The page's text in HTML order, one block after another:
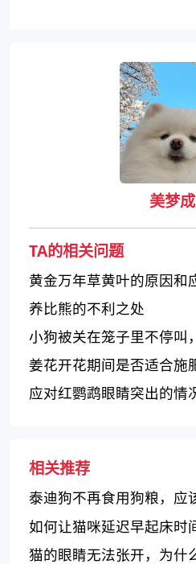
美梦
TA的相关问题
黄金万年草黄叶的原因和
黄金万年草黄叶的成因探
养比熊的不利之处
小狗被关在笼子里不停叫
姜花开花期间是否适合施
应对红鹦鹉眼睛突出的情
相关推荐
泰迪狗不再食用狗粮，应
如何让猫咪延迟早起床时
猫的眼睛无法张开，为什